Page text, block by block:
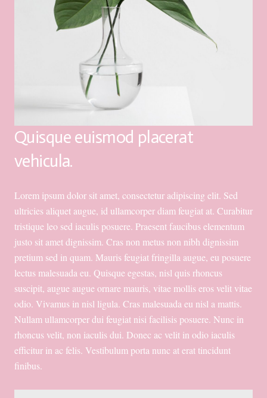
Quisque euismod placerat
vehicula.
Lorem ipsum dolor sit amet, consectetur adipiscing elit. Sed
ultricies aliquet augue, id ullamcorper diam feugiat at. Curabitur
tristique leo sed iaculis posuere. Praesent faucibus elementum
justo sit amet dignissim. Cras non metus non nibh dignissim
pretium sed in quam. Mauris feugiat fringilla augue, eu posuere
lectus malesuada eu. Quisque egestas, nisl quis rhoncus
suscipit, augue augue ornare mauris, vitae mollis eros velit vitae
odio. Vivamus in nisl ligula. Cras malesuada eu nisl a mattis.
Nullam ullamcorper dui feugiat nisi facilisis posuere. Nunc in
rhoncus velit, non iaculis dui. Donec ac velit in odio iaculis
efficitur in ac felis. Vestibulum porta nunc at erat tincidunt
finibus.